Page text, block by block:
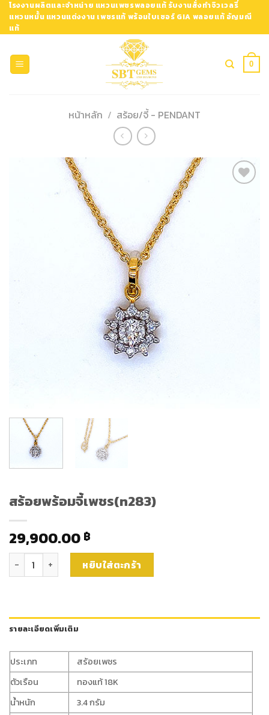
Skip
content
โรงงานผลิตและจำหน่าย แหวนเพชรพลอยแท้ รับงานสั่งทำจิวเวลรี่
แหวนหมั้น แหวนแต่งงาน เพชรแท้ พร้อมใบเซอร์ GIA พลอยแท้ อัญมณี
แท้
0
หน้าหลัก / สร้อย/จี้ - PENDANT
สร้อยพร้อมจี้เพชร(n283)
29,900.00 ฿
จำนวน สร้อยพร้อมจี้เพชร(n283) ชิ้น
หยิบใส่ตะกร้า
รายละเอียดเพิ่มเติม
ประเภท
สร้อยเพชร
ตัวเรือน
ทองแท้ 18K
น้ำหนัก
3.4 กรัม